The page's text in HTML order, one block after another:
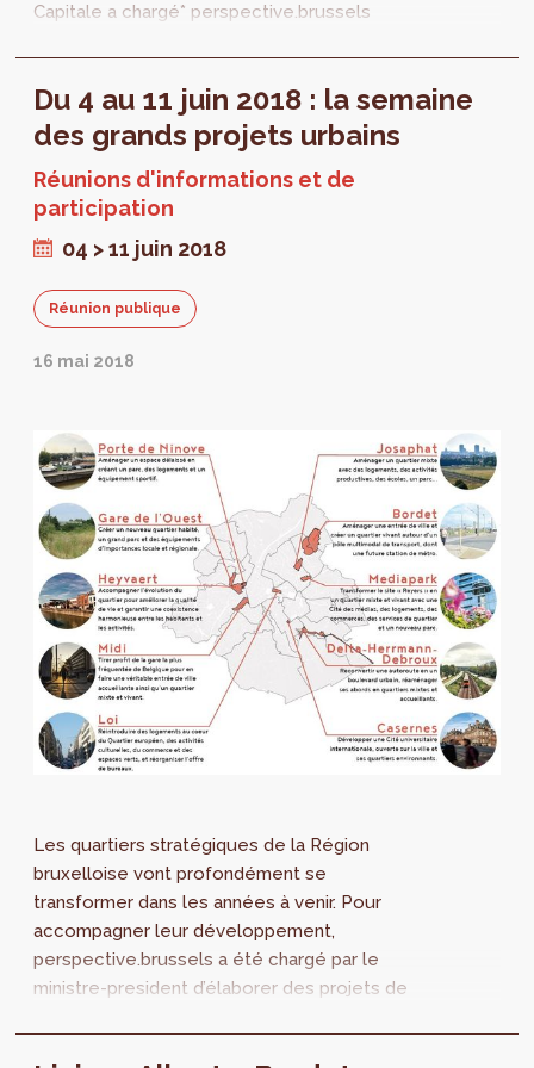
Capitale a chargé* perspective.brussels
Du 4 au 11 juin 2018 : la semaine
des grands projets urbains
Réunions d'informations et de
participation
04 > 11 juin 2018
Réunion publique
16 mai 2018
Les quartiers stratégiques de la Région
bruxelloise vont profondément se
transformer dans les années à venir. Pour
accompagner leur développement,
perspective.brussels a été chargé par le
ministre-president d’élaborer des projets de